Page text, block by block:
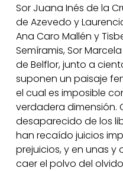
Sor Juana Inés de la
de Azevedo y
Ana Caro Mallén y
Semíramis, Sor
de Belflor, junto a
suponen un paisaje
el cual es imposible
verdadera dimensión.
desaparecido de los
han recaído juicios
prejuicios, y en unas
caer el polvo del